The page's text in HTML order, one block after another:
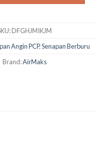
DFGHJMIKJM
Angin PCP,Senapan Berburu
Brand:AirMaks